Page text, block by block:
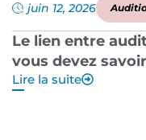
juin 12, 2026
Le lien entre
vous devez savoir
Lire la suite